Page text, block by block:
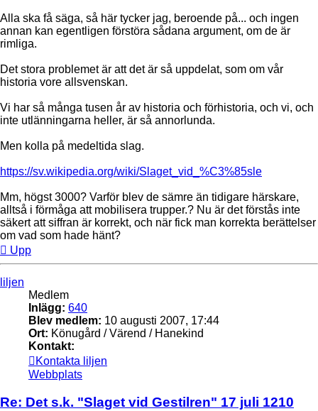
Alla ska få säga, så här tycker jag, beroende på... och ingen
annan kan egentligen förstöra sådana argument, om de är
rimliga.
Det stora problemet är att det är så uppdelat, som om vår
historia vore allsvenskan.
Vi har så många tusen år av historia och förhistoria, och vi, och
inte utlänningarna heller, är så annorlunda.
Men kolla på medeltida slag.
https://sv.wikipedia.org/wiki/Slaget_vid_%C3%85sle
Mm, högst 3000? Varför blev de sämre än tidigare härskare,
alltså i förmåga att mobilisera trupper.? Nu är det förstås inte
säkert att siffran är korrekt, och när fick man korrekta berättelser
om vad som hade hänt?
Upp
liljen
Medlem
Inlägg: 640
Blev medlem: 10 augusti 2007, 17:44
Ort: Könugård / Värend / Hanekind
Kontakt:
Kontakta liljen
Webbplats
Re: Det s.k. "Slaget vid Gestilren" 17 juli 1210